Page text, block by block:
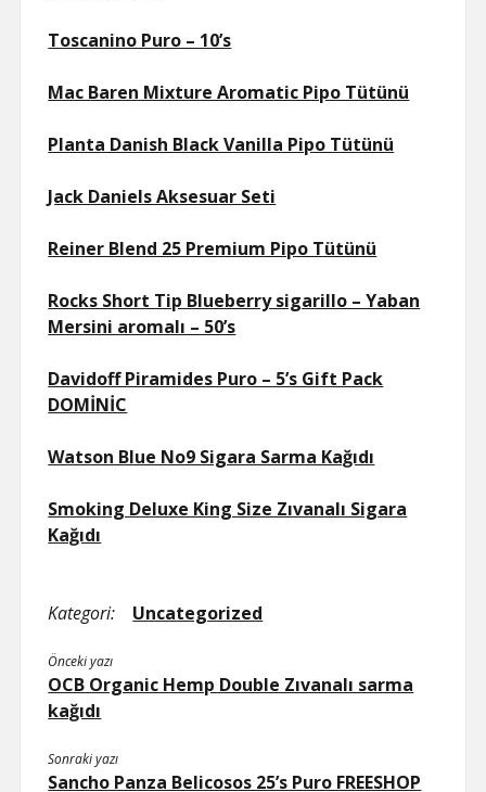
Toscanino Puro – 10’s
Mac Baren Mixture Aromatic Pipo Tütünü
Planta Danish Black Vanilla Pipo Tütünü
Jack Daniels Aksesuar Seti
Reiner Blend 25 Premium Pipo Tütünü
Rocks Short Tip Blueberry sigarillo – Yaban
Mersini aromalı – 50’s
Davidoff Piramides Puro – 5’s Gift Pack
DOMİNİC
Watson Blue No9 Sigara Sarma Kağıdı
Smoking Deluxe King Size Zıvanalı Sigara
Kağıdı
Kategori: Uncategorized
Önceki yazı
OCB Organic Hemp Double Zıvanalı sarma
kağıdı
Sonraki yazı
Sancho Panza Belicosos 25’s Puro FREESHOP